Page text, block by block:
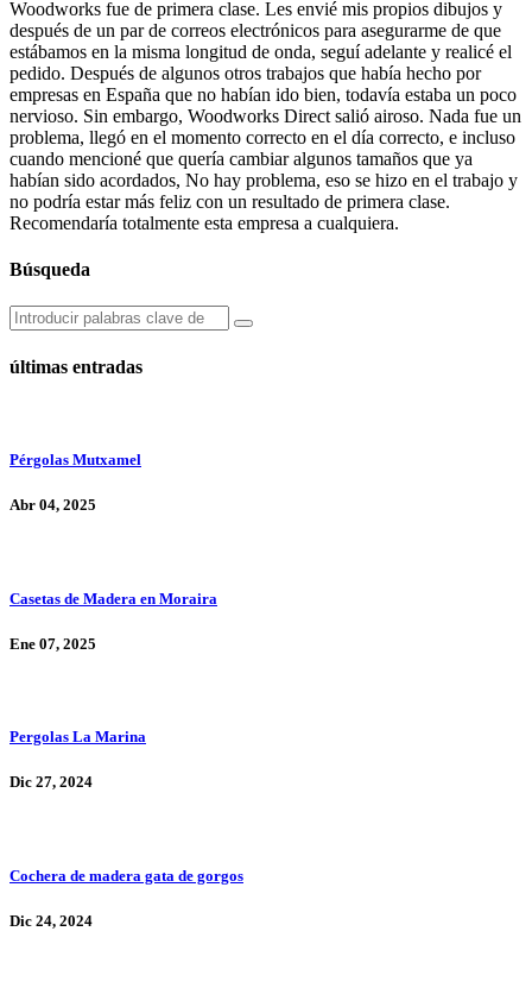
Woodworks fue de primera clase. Les envié mis propios dibujos y
después de un par de correos electrónicos para asegurarme de que
estábamos en la misma longitud de onda, seguí adelante y realicé el
pedido. Después de algunos otros trabajos que había hecho por
empresas en España que no habían ido bien, todavía estaba un poco
nervioso. Sin embargo, Woodworks Direct salió airoso. Nada fue un
problema, llegó en el momento correcto en el día correcto, e incluso
cuando mencioné que quería cambiar algunos tamaños que ya
habían sido acordados, No hay problema, eso se hizo en el trabajo y
no podría estar más feliz con un resultado de primera clase.
Recomendaría totalmente esta empresa a cualquiera.
Búsqueda
últimas entradas
Pérgolas Mutxamel
Abr 04, 2025
Casetas de Madera en Moraira
Ene 07, 2025
Pergolas La Marina
Dic 27, 2024
Cochera de madera gata de gorgos
Dic 24, 2024